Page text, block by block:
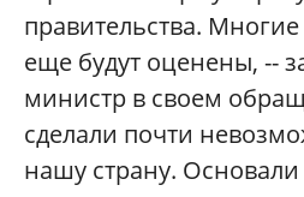
правительства.
еще будут оценены, --
министр в своем
сделали почти
нашу страну.